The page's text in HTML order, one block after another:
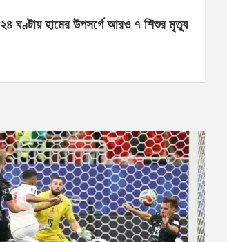
২৪ ঘণ্টায় হামের উপসর্গে আরও ৭ শিশুর মৃত্যু